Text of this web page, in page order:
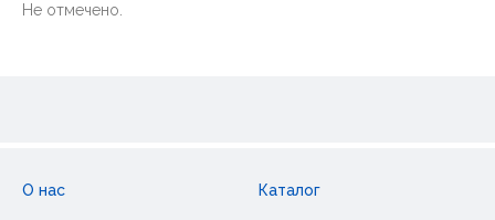
Не отмечено.
О нас Каталог